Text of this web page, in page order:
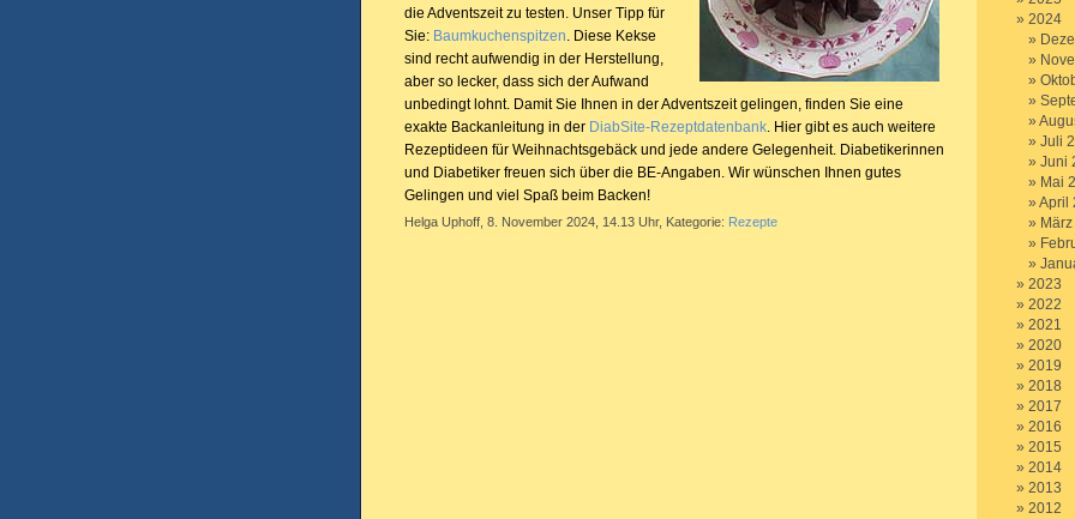
die Adventszeit zu testen. Unser Tipp für
Sie: Baumkuchenspitzen. Diese Kekse
sind recht aufwendig in der Herstellung,
aber so lecker, dass sich der Aufwand
unbedingt lohnt. Damit Sie Ihnen in der Adventszeit gelingen, finden Sie eine
exakte Backanleitung in der DiabSite-Rezeptdatenbank. Hier gibt es auch weitere
Rezeptideen für Weihnachtsgebäck und jede andere Gelegenheit. Diabetikerinnen
und Diabetiker freuen sich über die BE-Angaben. Wir wünschen Ihnen gutes
Gelingen und viel Spaß beim Backen!
Helga Uphoff, 8. November 2024, 14.13 Uhr, Kategorie: Rezepte
2024
Juli
Juni
Mai
April
2023
2022
2021
2020
2019
2018
2017
2016
2015
2014
2013
2012